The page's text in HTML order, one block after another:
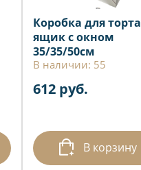
Коробка для торта
ящик с окном
35/35/50см
В наличии: 55
612 руб.
В корзину